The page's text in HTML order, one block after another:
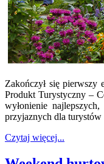
Zakończył się
Produkt Turystyczny –
wyłonienie
przyjaznych dla
Czytaj więcej...